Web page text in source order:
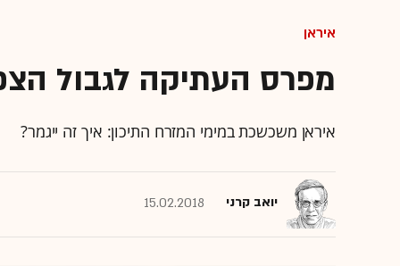
איראן
מפרס העתיקה לגבול
איראן משכשכת במימי המזרח התיכון: איך זה ייגמר?
יואב קרני 15.02.2018